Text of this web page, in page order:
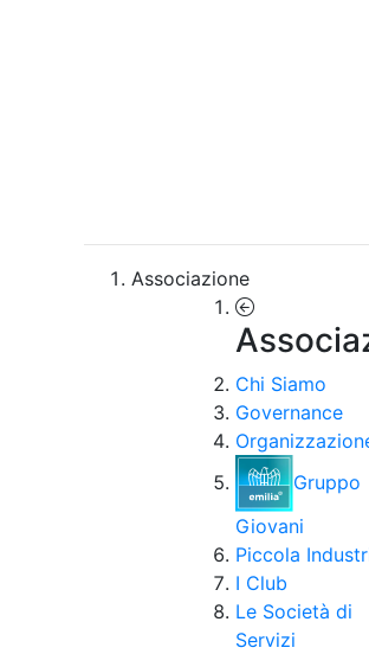
Associazione
Chi Siamo
Governance
Gruppo
Giovani
Piccola
I Club
Le Società di
Servizi